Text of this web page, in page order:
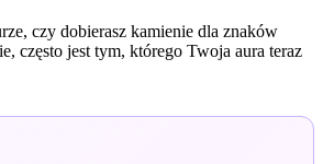
czy dobierasz kamienie dla znaków
często jest tym, którego Twoja aura teraz